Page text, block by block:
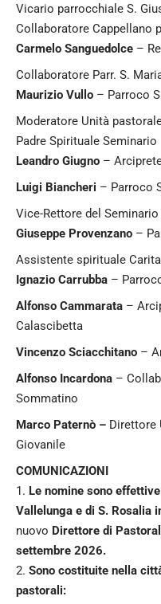
Vicario parrocchiale S.
Collaboratore Cappellano
Carmelo Sanguedolce –
Collaboratore Parr. S.
Maurizio Vullo – Parroco
Moderatore Unità
Padre Spirituale Seminario
Leandro Giugno –
Luigi Biancheri – Parroco
Vice-Rettore del
Giuseppe Provenzano –
Assistente spirituale
Ignazio Carrubba –
Alfonso Cammarata –
Calascibetta
Vincenzo Sciacchitano –
Alfonso Incardona –
Sommatino
Marco Paternò – Direttore
Giovanile
COMUNICAZIONI
1. Le nomine sono
Vallelunga e di S. Rosalia
nuovo Direttore di
settembre 2026.
2. Sono costituite nella
pastorali: